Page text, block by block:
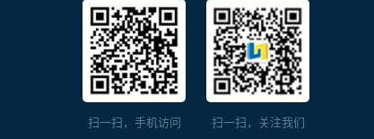
扫一扫，手机访问
扫一扫，关注我们